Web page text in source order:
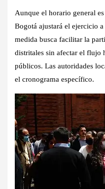
Aunque el horario general
Bogotá ajustará el ejercicio
medida busca facilitar la
distritales sin afectar el flujo
públicos. Las autoridades
el cronograma específico.